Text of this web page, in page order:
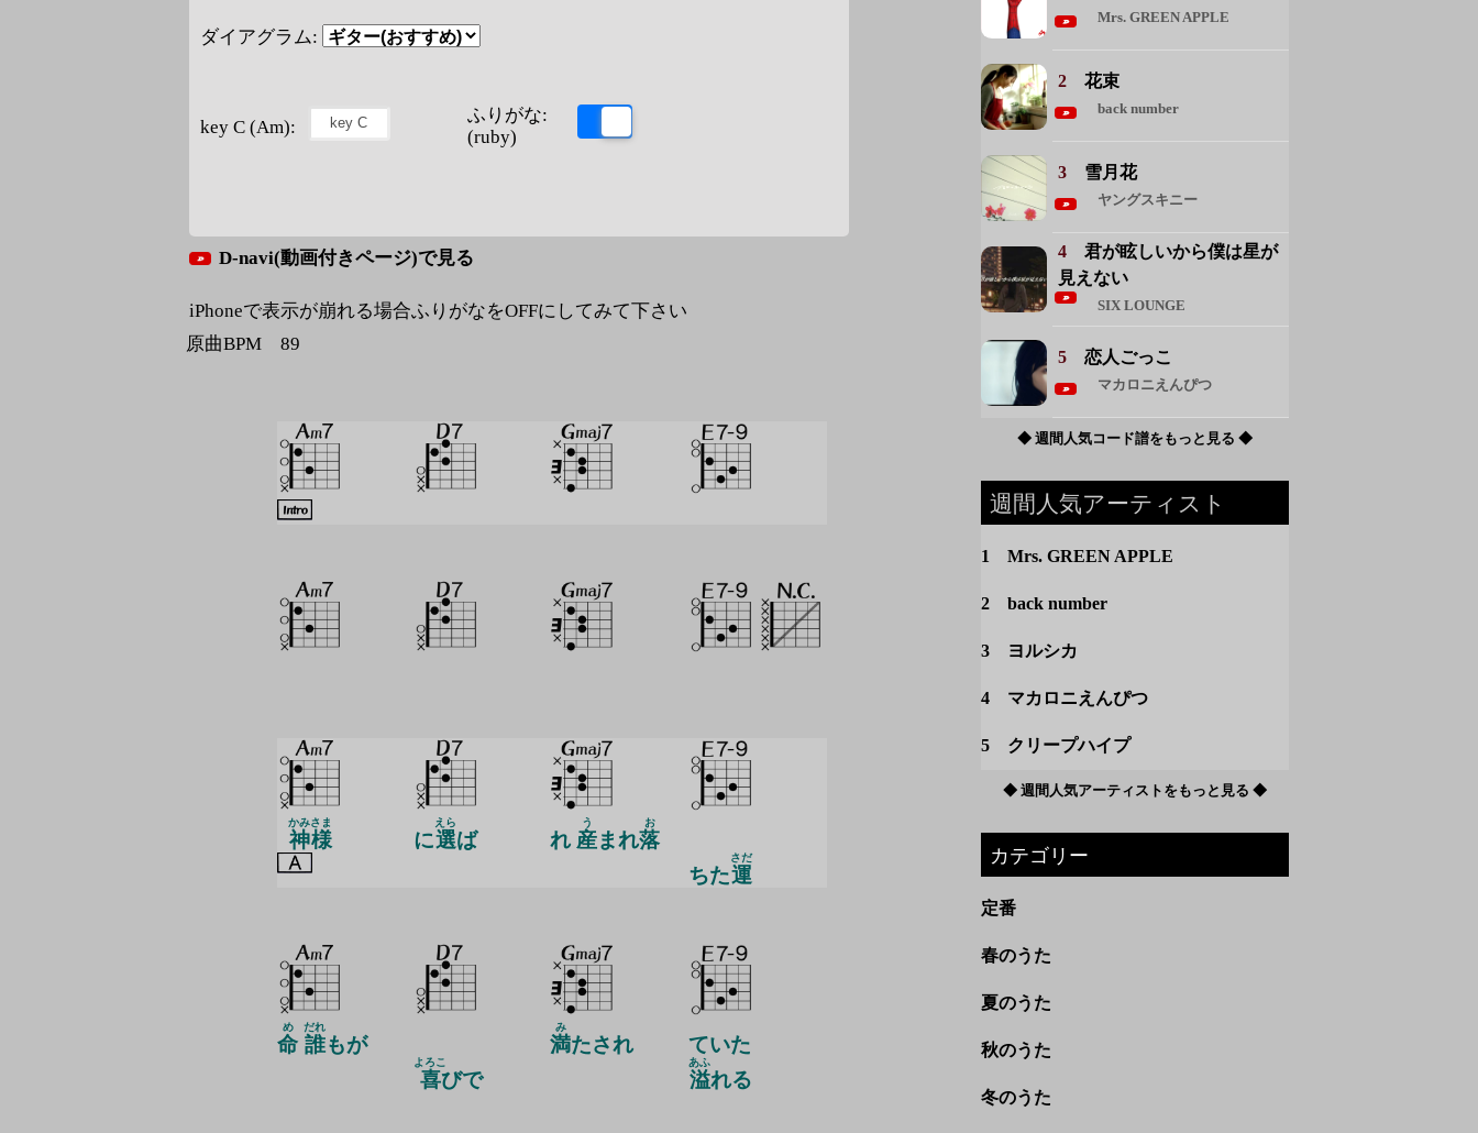
ダイアグラム:
key C (Am):
ふりがな:
(ruby)
D-navi(動画付きページ)で見る
iPhoneで表示が崩れる場合ふりがなをOFFにしてみて下さい
原曲BPM 89
神様
かみさま
に選
えら
ば れ 産
う
まれ落
お
ちた運
さだ
命
め
誰
だれ
もが
喜
よろこ
びで
満
み
たされ
ていた
溢
あふ
れる
Mrs. GREEN APPLE
2 花束
back number
3 雪月花
ヤングスキニー
4 君が眩しいから僕は星が
見えない
SIX LOUNGE
5 恋人ごっこ
マカロニえんぴつ
◆ 週間人気コード譜をもっと見る ◆
週間人気アーティスト
1 Mrs. GREEN APPLE
2 back number
3 ヨルシカ
4 マカロニえんぴつ
5 クリープハイプ
◆ 週間人気アーティストをもっと見る ◆
カテゴリー
定番
春のうた
夏のうた
秋のうた
冬のうた